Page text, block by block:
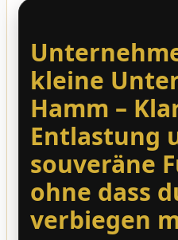
kleine
Hamm –
Entlastung
souveräne
ohne dass
verbiegen